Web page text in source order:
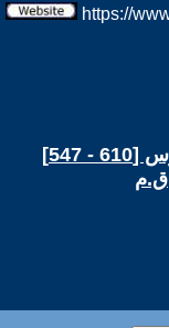
أنكسيمندروس [610 - 547]
ق.م